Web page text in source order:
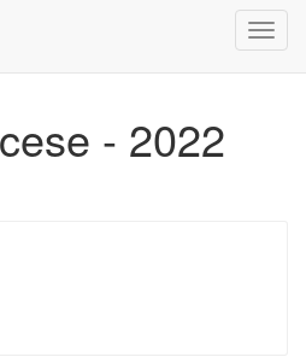
- 2022